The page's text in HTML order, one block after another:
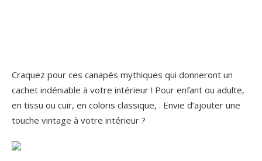
Craquez pour ces canapés mythiques qui donneront un
cachet indéniable à votre intérieur ! Pour enfant ou adulte,
en tissu ou cuir, en coloris classique, . Envie d’ajouter une
touche vintage à votre intérieur ?